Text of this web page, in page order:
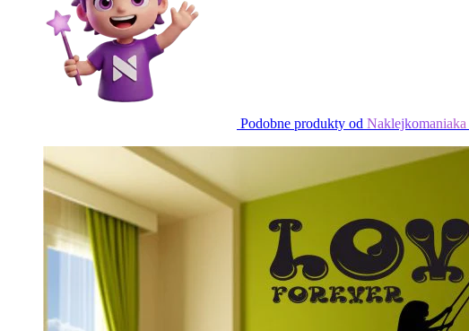
Podobne produkty od Naklejkomaniaka